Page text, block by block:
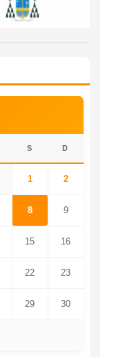
S D
1 2
8 9
15 16
22 23
29 30